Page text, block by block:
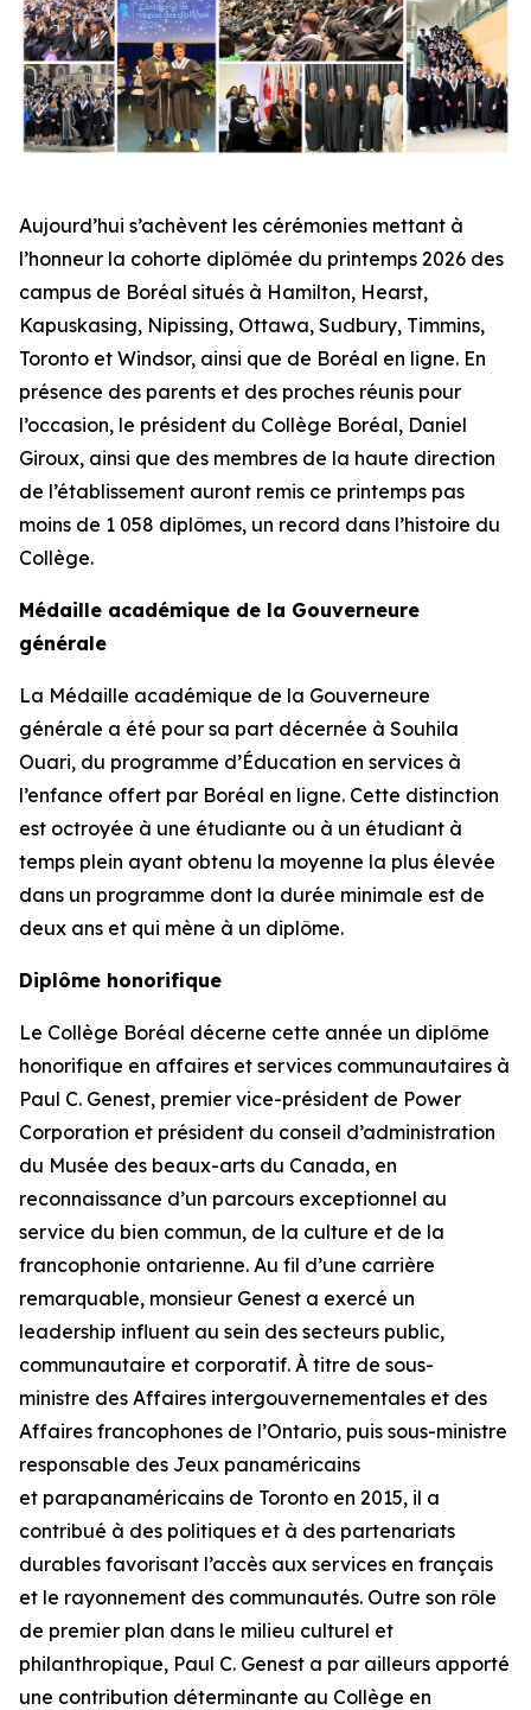
Aujourd’hui s’achèvent les cérémonies mettant à
l’honneur la cohorte diplômée du printemps 2026 des
campus de Boréal situés à Hamilton, Hearst,
Kapuskasing, Nipissing, Ottawa, Sudbury, Timmins,
Toronto et Windsor, ainsi que de Boréal en ligne. En
présence des parents et des proches réunis pour
l’occasion, le président du Collège Boréal, Daniel
Giroux, ainsi que des membres de la haute direction
de l’établissement auront remis ce printemps pas
moins de 1 058 diplômes, un record dans l’histoire du
Collège.
Médaille académique de la Gouverneure
générale
La Médaille académique de la Gouverneure
générale a été pour sa part décernée à Souhila
Ouari, du programme d’Éducation en services à
l’enfance offert par Boréal en ligne. Cette distinction
est octroyée à une étudiante ou à un étudiant à
temps plein ayant obtenu la moyenne la plus élevée
dans un programme dont la durée minimale est de
deux ans et qui mène à un diplôme.
Diplôme honorifique
Le Collège Boréal décerne cette année un diplôme
honorifique en affaires et services communautaires à
Paul C. Genest, premier vice-président de Power
Corporation et président du conseil d’administration
du Musée des beaux-arts du Canada, en
reconnaissance d’un parcours exceptionnel au
service du bien commun, de la culture et de la
francophonie ontarienne. Au fil d’une carrière
remarquable, monsieur Genest a exercé un
leadership influent au sein des secteurs public,
communautaire et corporatif. À titre de sous-
ministre des Affaires intergouvernementales et des
Affaires francophones de l’Ontario, puis sous-ministre
responsable des Jeux panaméricains
et parapanaméricains de Toronto en 2015, il a
contribué à des politiques et à des partenariats
durables favorisant l’accès aux services en français
et le rayonnement des communautés. Outre son rôle
de premier plan dans le milieu culturel et
philanthropique, Paul C. Genest a par ailleurs apporté
une contribution déterminante au Collège en